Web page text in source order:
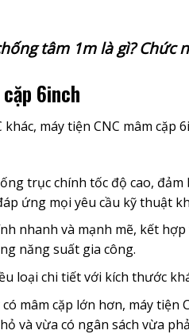
tâm 1m là gì? Chức
6inch
máy tiện CNC mâm
trục chính tốc độ cao,
ứng mọi yêu cầu kỹ thuật
nhanh và mạnh mẽ, kết
năng suất gia công.
loại chi tiết với kích thước
mâm cặp lớn hơn, máy tiện
và vừa có ngân sách vừa